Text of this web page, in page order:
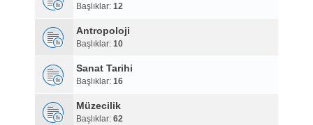
Başlıklar: 12
Antropoloji
Başlıklar: 10
Sanat Tarihi
Başlıklar: 16
Müzecilik
Başlıklar: 62